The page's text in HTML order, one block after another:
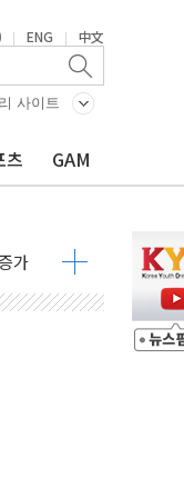
| ENG | 中文
사이트
츠 GAM
' 발견
가